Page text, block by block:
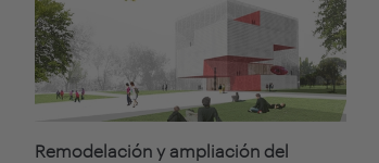
Remodelación y ampliación del